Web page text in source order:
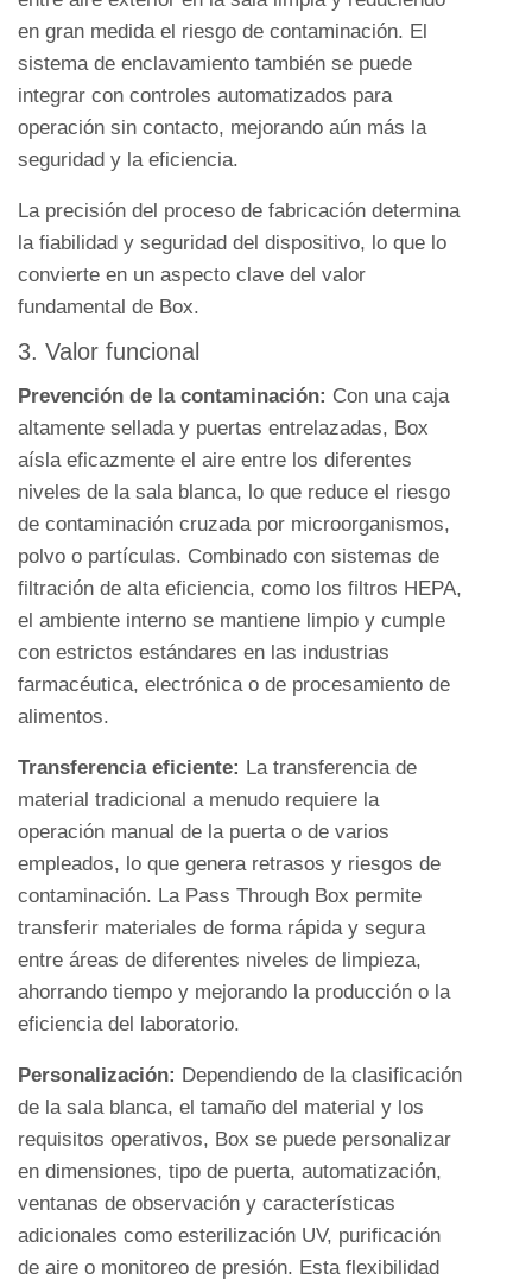
de
paso
3.1
1.
Método
de
funcionamiento
4
Escenarios
de
aplicación
de
la
caja
de
paso
4.1
Fabricación
de
productos
farmacéuticos
y
medicamentos
4.2
2.
Laboratorios
Industria
en gran medida el riesgo de contaminación. El
sistema de enclavamiento también se puede
integrar con controles automatizados para
operación sin contacto, mejorando aún más la
seguridad y la eficiencia.
La precisión del proceso de fabricación determina
la fiabilidad y seguridad del dispositivo, lo que lo
convierte en un aspecto clave del valor
fundamental de Box.
3. Valor funcional
Prevención de la contaminación: Con una caja
altamente sellada y puertas entrelazadas, Box
aísla eficazmente el aire entre los diferentes
niveles de la sala blanca, lo que reduce el riesgo
de contaminación cruzada por microorganismos,
polvo o partículas. Combinado con sistemas de
filtración de alta eficiencia, como los filtros HEPA,
el ambiente interno se mantiene limpio y cumple
con estrictos estándares en las industrias
farmacéutica, electrónica o de procesamiento de
alimentos.
Transferencia eficiente: La transferencia de
material tradicional a menudo requiere la
operación manual de la puerta o de varios
empleados, lo que genera retrasos y riesgos de
contaminación. La Pass Through Box permite
transferir materiales de forma rápida y segura
entre áreas de diferentes niveles de limpieza,
ahorrando tiempo y mejorando la producción o la
eficiencia del laboratorio.
Personalización: Dependiendo de la clasificación
de la sala blanca, el tamaño del material y los
requisitos operativos, Box se puede personalizar
en dimensiones, tipo de puerta, automatización,
ventanas de observación y características
adicionales como esterilización UV, purificación
de aire o monitoreo de presión. Esta flexibilidad